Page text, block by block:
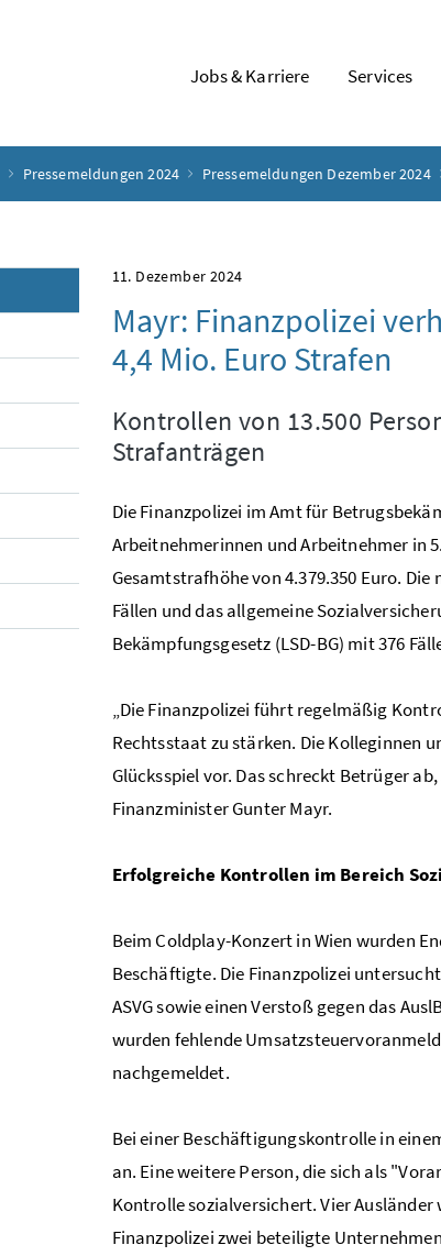
Jobs & Karriere Services
Pressemeldungen 2024 Pressemeldungen Dezember 2024
11. Dezember 2024
Mayr: Finanzpolizei
4,4 Mio. Euro Strafen
Kontrollen von 13.500
Strafanträgen
Die Finanzpolizei im Amt für
Arbeitnehmerinnen und Arbeitnehmer in
Gesamtstrafhöhe von 4.379.350 Euro.
Fällen und das allgemeine
Bekämpfungsgesetz (LSD-BG) mit 376
„Die Finanzpolizei führt regelmäßig
Rechtsstaat zu stärken. Die Kolleginnen
Glücksspiel vor. Das schreckt Betrüger
Finanzminister Gunter Mayr.
Erfolgreiche Kontrollen im Bereich
Beim Coldplay-Konzert in Wien wurden
Beschäftigte. Die Finanzpolizei
ASVG sowie einen Verstoß gegen das
wurden fehlende
nachgemeldet.
Bei einer Beschäftigungskontrolle in
an. Eine weitere Person, die sich als
Kontrolle sozialversichert. Vier
Finanzpolizei zwei beteiligte